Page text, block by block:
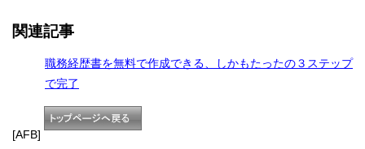
関連記事
職務経歴書を無料で作成できる、しかもたったの３ステップ
で完了
[AFB]